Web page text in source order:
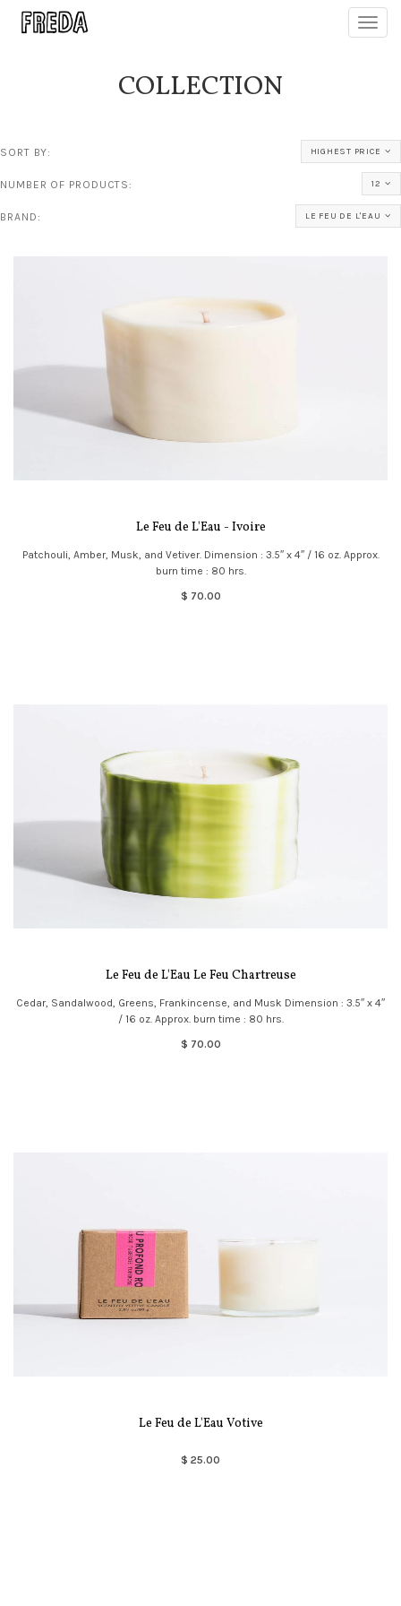
COLLECTION
SORT BY: HIGHEST PRICE
NUMBER OF PRODUCTS: 12
BRAND: LE FEU DE L'EAU
Le Feu de L'Eau - Ivoire
Patchouli, Amber, Musk, and Vetiver. Dimension : 3.5″ x 4″ / 16 oz. Approx.
burn time : 80 hrs.
$ 70.00
Le Feu de L'Eau Le Feu Chartreuse
Cedar, Sandalwood, Greens, Frankincense, and Musk Dimension : 3.5″ x 4″
/ 16 oz. Approx. burn time : 80 hrs.
$ 70.00
Le Feu de L'Eau Votive
$ 25.00